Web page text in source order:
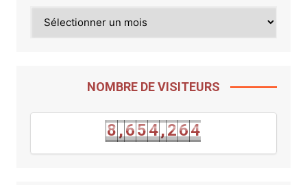
NOMBRE DE VISITEURS
8
8
,
,
6
6
5
5
4
4
,
,
2
2
6
64
3